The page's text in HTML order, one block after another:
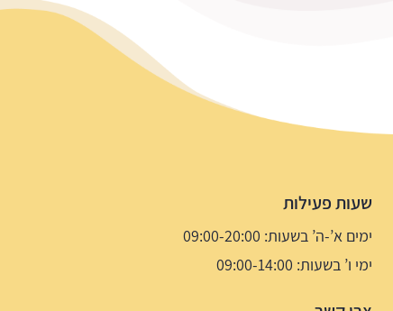
שעות פעילות
ימים א’-ה’ בשעות: 09:00-20:00
ימי ו’ בשעות: 09:00-14:00